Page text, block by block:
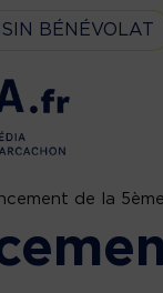
BÉNÉVOLAT
de la